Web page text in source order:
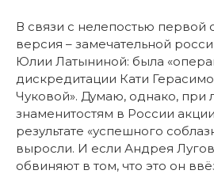
В связи с нелепостью первой
версия – замечательной
Юлии Латыниной: была
дискредитации Кати
Чуковой». Думаю, однако, при
знаменитостям в России
результате «успешного
выросли. И если Андрея
обвиняют в том, что это он